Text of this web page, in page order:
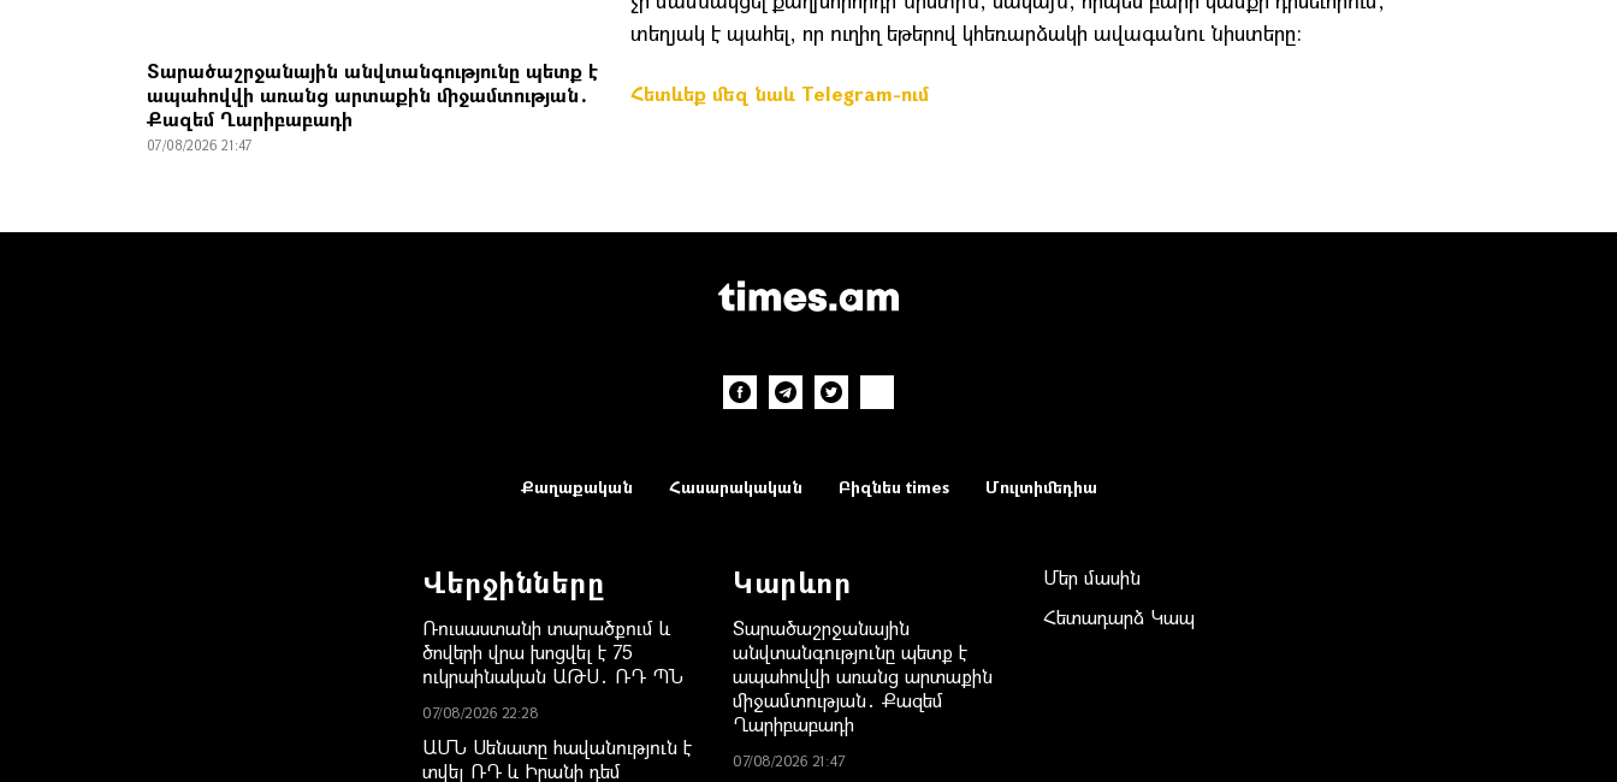
Տարածաշրջանային անվտանգությունը պետք է
ապահովվի առանց արտաքին միջամտության․
Քազեմ Ղարիբաբադի
07/08/2026 21:47
տեղյակ է պահել, որ ուղիղ եթերով կհեռարձակի ավագանու նիստերը:
Հետևեք մեզ նաև Telegram-ում
Քաղաքական Հասարակական Բիզնես times Մուլտիմեդիա
Վերջինները
Ռուսաստանի տարածքում և
ծովերի վրա խոցվել է 75
ուկրաինական ԱԹՍ․ ՌԴ ՊՆ
07/08/2026 22:28
ԱՄՆ Սենատը հավանություն է
տվել ՌԴ և Իրանի դեմ
Կարևոր
Տարածաշրջանային
անվտանգությունը պետք է
ապահովվի առանց արտաքին
միջամտության․ Քազեմ
Ղարիբաբադի
07/08/2026 21:47
Մեր մասին
Հետադարձ Կապ